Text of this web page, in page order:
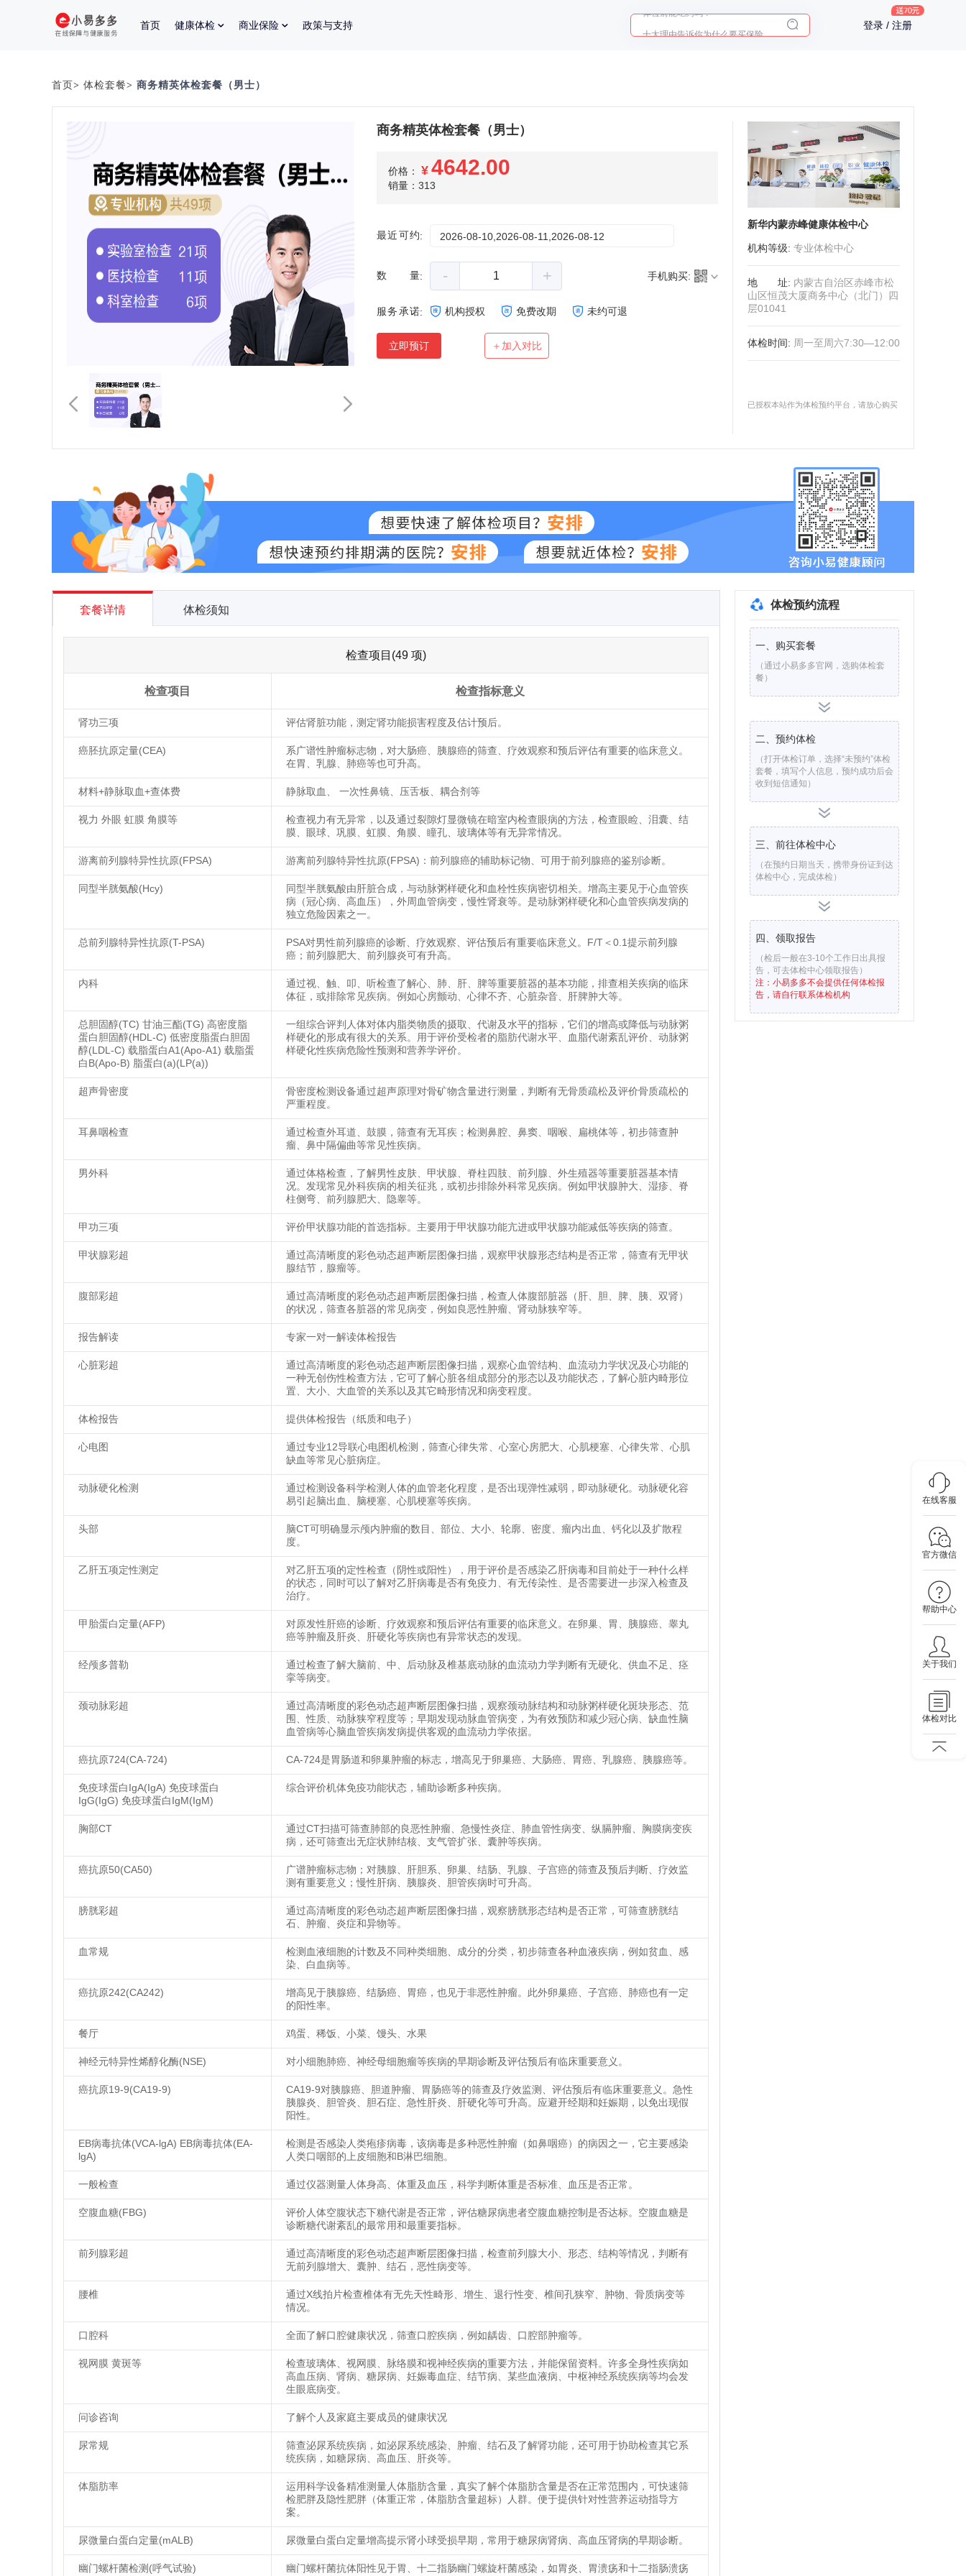
首页 健康体检 商业保险 政策与支持
十大理由告诉你为什么要买保险
入职体检在线预约
登录 / 注册
在线客服
官方微信
帮助中心
关于我们
体检对比
首页> 体检套餐> 商务精英体检套餐（男士）
商务精英体检套餐（男士）
价格： ¥ 4642.00
销量：313
最近可约: 2026-08-10,2026-08-11,2026-08-12
数量: - + 手机购买:
服务承诺: 机构授权 免费改期 未约可退
立即预订 ＋加入对比
新华内蒙赤峰健康体检中心
机构等级: 专业体检中心
地址: 内蒙古自治区赤峰市松
山区恒茂大厦商务中心（北门）四
层01041
体检时间: 周一至周六7:30—12:00
已授权本站作为体检预约平台，请放心购买
套餐详情 体检须知
检查项目(49 项)
检查项目 检查指标意义
肾功三项 评估肾脏功能，测定肾功能损害程度及估计预后。
癌胚抗原定量(CEA)
系广谱性肿瘤标志物，对大肠癌、胰腺癌的筛查、疗效观察和预后评估有重要的临床意义。
在胃、乳腺、肺癌等也可升高。
材料+静脉取血+查体费 静脉取血、 一次性鼻镜、压舌板、耦合剂等
视力 外眼 虹膜 角膜等
检查视力有无异常，以及通过裂隙灯显微镜在暗室内检查眼病的方法，检查眼睑、泪囊、结
膜、眼球、巩膜、虹膜、角膜、瞳孔、玻璃体等有无异常情况。
游离前列腺特异性抗原(FPSA) 游离前列腺特异性抗原(FPSA)：前列腺癌的辅助标记物、可用于前列腺癌的鉴别诊断。
同型半胱氨酸(Hcy)
同型半胱氨酸由肝脏合成，与动脉粥样硬化和血栓性疾病密切相关。增高主要见于心血管疾
病（冠心病、高血压），外周血管病变，慢性肾衰等。是动脉粥样硬化和心血管疾病发病的
独立危险因素之一。
总前列腺特异性抗原(T-PSA)
PSA对男性前列腺癌的诊断、疗效观察、评估预后有重要临床意义。F/T＜0.1提示前列腺
癌；前列腺肥大、前列腺炎可有升高。
内科
通过视、触、叩、听检查了解心、肺、肝、脾等重要脏器的基本功能，排查相关疾病的临床
体征，或排除常见疾病。例如心房颤动、心律不齐、心脏杂音、肝脾肿大等。
总胆固醇(TC) 甘油三酯(TG) 高密度脂
蛋白胆固醇(HDL-C) 低密度脂蛋白胆固
醇(LDL-C) 载脂蛋白A1(Apo-A1) 载脂蛋
白B(Apo-B) 脂蛋白(a)(LP(a))
一组综合评判人体对体内脂类物质的摄取、代谢及水平的指标，它们的增高或降低与动脉粥
样硬化的形成有很大的关系。用于评价受检者的脂肪代谢水平、血脂代谢紊乱评价、动脉粥
样硬化性疾病危险性预测和营养学评价。
超声骨密度
骨密度检测设备通过超声原理对骨矿物含量进行测量，判断有无骨质疏松及评价骨质疏松的
严重程度。
耳鼻咽检查
通过检查外耳道、鼓膜，筛查有无耳疾；检测鼻腔、鼻窦、咽喉、扁桃体等，初步筛查肿
瘤、鼻中隔偏曲等常见性疾病。
男外科
通过体格检查，了解男性皮肤、甲状腺、脊柱四肢、前列腺、外生殖器等重要脏器基本情
况。发现常见外科疾病的相关征兆，或初步排除外科常见疾病。例如甲状腺肿大、湿疹、脊
柱侧弯、前列腺肥大、隐睾等。
甲功三项 评价甲状腺功能的首选指标。主要用于甲状腺功能亢进或甲状腺功能减低等疾病的筛查。
甲状腺彩超
通过高清晰度的彩色动态超声断层图像扫描，观察甲状腺形态结构是否正常，筛查有无甲状
腺结节，腺瘤等。
腹部彩超
通过高清晰度的彩色动态超声断层图像扫描，检查人体腹部脏器（肝、胆、脾、胰、双肾）
的状况，筛查各脏器的常见病变，例如良恶性肿瘤、肾动脉狭窄等。
报告解读 专家一对一解读体检报告
心脏彩超
通过高清晰度的彩色动态超声断层图像扫描，观察心血管结构、血流动力学状况及心功能的
一种无创伤性检查方法，它可了解心脏各组成部分的形态以及功能状态，了解心脏内畸形位
置、大小、大血管的关系以及其它畸形情况和病变程度。
体检报告 提供体检报告（纸质和电子）
心电图
通过专业12导联心电图机检测，筛查心律失常、心室心房肥大、心肌梗塞、心律失常、心肌
缺血等常见心脏病症。
动脉硬化检测
通过检测设备科学检测人体的血管老化程度，是否出现弹性减弱，即动脉硬化。动脉硬化容
易引起脑出血、脑梗塞、心肌梗塞等疾病。
头部
脑CT可明确显示颅内肿瘤的数目、部位、大小、轮廓、密度、瘤内出血、钙化以及扩散程
度。
乙肝五项定性测定
对乙肝五项的定性检查（阴性或阳性），用于评价是否感染乙肝病毒和目前处于一种什么样
的状态，同时可以了解对乙肝病毒是否有免疫力、有无传染性、是否需要进一步深入检查及
治疗。
甲胎蛋白定量(AFP)
对原发性肝癌的诊断、疗效观察和预后评估有重要的临床意义。在卵巢、胃、胰腺癌、睾丸
癌等肿瘤及肝炎、肝硬化等疾病也有异常状态的发现。
经颅多普勒
通过检查了解大脑前、中、后动脉及椎基底动脉的血流动力学判断有无硬化、供血不足、痉
挛等病变。
颈动脉彩超
通过高清晰度的彩色动态超声断层图像扫描，观察颈动脉结构和动脉粥样硬化斑块形态、范
围、性质、动脉狭窄程度等；早期发现动脉血管病变，为有效预防和减少冠心病、缺血性脑
血管病等心脑血管疾病发病提供客观的血流动力学依据。
癌抗原724(CA-724) CA-724是胃肠道和卵巢肿瘤的标志，增高见于卵巢癌、大肠癌、胃癌、乳腺癌、胰腺癌等。
免疫球蛋白IgA(IgA) 免疫球蛋白
IgG(IgG) 免疫球蛋白IgM(IgM)
综合评价机体免疫功能状态，辅助诊断多种疾病。
胸部CT
通过CT扫描可筛查肺部的良恶性肿瘤、急慢性炎症、肺血管性病变、纵膈肿瘤、胸膜病变疾
病，还可筛查出无症状肺结核、支气管扩张、囊肿等疾病。
癌抗原50(CA50)
广谱肿瘤标志物；对胰腺、肝胆系、卵巢、结肠、乳腺、子宫癌的筛查及预后判断、疗效监
测有重要意义；慢性肝病、胰腺炎、胆管疾病时可升高。
膀胱彩超
通过高清晰度的彩色动态超声断层图像扫描，观察膀胱形态结构是否正常，可筛查膀胱结
石、肿瘤、炎症和异物等。
血常规
检测血液细胞的计数及不同种类细胞、成分的分类，初步筛查各种血液疾病，例如贫血、感
染、白血病等。
癌抗原242(CA242)
增高见于胰腺癌、结肠癌、胃癌，也见于非恶性肿瘤。此外卵巢癌、子宫癌、肺癌也有一定
的阳性率。
餐厅 鸡蛋、稀饭、小菜、馒头、水果
神经元特异性烯醇化酶(NSE) 对小细胞肺癌、神经母细胞瘤等疾病的早期诊断及评估预后有临床重要意义。
癌抗原19-9(CA19-9)
CA19-9对胰腺癌、胆道肿瘤、胃肠癌等的筛查及疗效监测、评估预后有临床重要意义。急性
胰腺炎、胆管炎、胆石症、急性肝炎、肝硬化等可升高。应避开经期和妊娠期，以免出现假
阳性。
EB病毒抗体(VCA-lgA) EB病毒抗体(EA-
lgA)
检测是否感染人类疱疹病毒，该病毒是多种恶性肿瘤（如鼻咽癌）的病因之一，它主要感染
人类口咽部的上皮细胞和B淋巴细胞。
一般检查 通过仪器测量人体身高、体重及血压，科学判断体重是否标准、血压是否正常。
空腹血糖(FBG)
评价人体空腹状态下糖代谢是否正常，评估糖尿病患者空腹血糖控制是否达标。空腹血糖是
诊断糖代谢紊乱的最常用和最重要指标。
前列腺彩超
通过高清晰度的彩色动态超声断层图像扫描，检查前列腺大小、形态、结构等情况，判断有
无前列腺增大、囊肿、结石，恶性病变等。
腰椎
通过X线拍片检查椎体有无先天性畸形、增生、退行性变、椎间孔狭窄、肿物、骨质病变等
情况。
口腔科 全面了解口腔健康状况，筛查口腔疾病，例如龋齿、口腔部肿瘤等。
视网膜 黄斑等
检查玻璃体、视网膜、脉络膜和视神经疾病的重要方法，并能保留资料。许多全身性疾病如
高血压病、肾病、糖尿病、妊娠毒血症、结节病、某些血液病、中枢神经系统疾病等均会发
生眼底病变。
问诊咨询 了解个人及家庭主要成员的健康状况
尿常规
筛查泌尿系统疾病，如泌尿系统感染、肿瘤、结石及了解肾功能，还可用于协助检查其它系
统疾病，如糖尿病、高血压、肝炎等。
体脂肪率
运用科学设备精准测量人体脂肪含量，真实了解个体脂肪含量是否在正常范围内，可快速筛
检肥胖及隐性肥胖（体重正常，体脂肪含量超标）人群。便于提供针对性营养运动指导方
案。
尿微量白蛋白定量(mALB) 尿微量白蛋白定量增高提示肾小球受损早期，常用于糖尿病肾病、高血压肾病的早期诊断。
幽门螺杆菌检测(呼气试验)
幽门螺杆菌抗体阳性见于胃、十二指肠幽门螺旋杆菌感染，如胃炎、胃溃疡和十二指肠溃疡
体检预约流程
一、购买套餐
（通过小易多多官网，选购体检套
餐）
二、预约体检
（打开体检订单，选择“未预约”体检
套餐，填写个人信息，预约成功后会
收到短信通知）
三、前往体检中心
（在预约日期当天，携带身份证到达
体检中心，完成体检）
四、领取报告
（检后一般在3-10个工作日出具报
告，可去体检中心领取报告）
注：小易多多不会提供任何体检报
告，请自行联系体检机构